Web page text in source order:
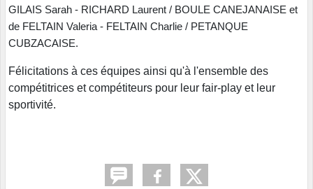
GILAIS Sarah - RICHARD Laurent / BOULE CANEJANAISE et
de FELTAIN Valeria - FELTAIN Charlie / PETANQUE
CUBZACAISE.
Félicitations à ces équipes ainsi qu'à l'ensemble des
compétitrices et compétiteurs pour leur fair-play et leur
sportivité.